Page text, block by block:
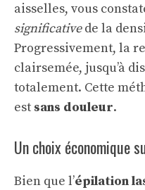
aisselles, vous
significativede la
Progressivement, la
clairsemée, jusqu’à
totalement. Cette
est sans douleur.
Un choix économique
Bien que l’épilation